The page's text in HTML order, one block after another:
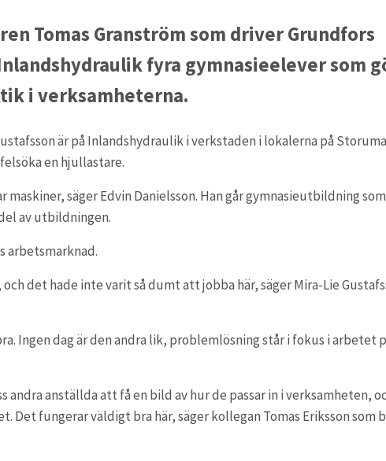
Tomas Granström som driver Grundfors
fyra gymnasieelever som
i verksamheterna.
är på Inlandshydraulik i verkstaden i lokalerna på
en hjullastare.
maskiner, säger Edvin Danielsson. Han går gymnasieutbildning
av utbildningen.
arbetsmarknad.
det hade inte varit så dumt att jobba här, säger Mira-Lie
Ingen dag är den andra lik, problemlösning står i fokus i arbetet
andra anställda att få en bild av hur de passar in i verksamheten,
Det fungerar väldigt bra här, säger kollegan Tomas Eriksson som